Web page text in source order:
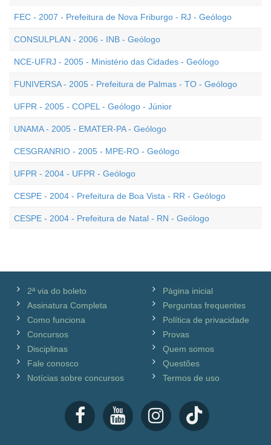
FEC - 2007 - Prefeitura de Nova Friburgo - RJ - Geólogo
CONSULPLAN - 2006 - INB - Geólogo
NCE-UFRJ - 2005 - Ministério das Cidades - Geólogo
FUNIVERSA - 2005 - Prefeitura de Palmas - TO - Geólogo
UFPR - 2005 - COPEL - Geólogo - Júnior
UNAMA - 2005 - EMATER-PA - Geólogo
CESGRANRIO - 2005 - MPE-RO - Geólogo
UFPR - 2004 - UFPR - Geólogo
CESPE - 2004 - Prefeitura de Boa Vista - RR - Geólogo
CESPE - 2004 - Prefeitura de Natal - RN - Geólogo
2ª via do boleto
Assinatura Completa
Como funciona
Concursos
Disciplinas
Fale conosco
Notícias sobre concursos
Página inicial
Perguntas frequentes
Política de privacidade
Provas
Quem somos
Questões
Termos de uso